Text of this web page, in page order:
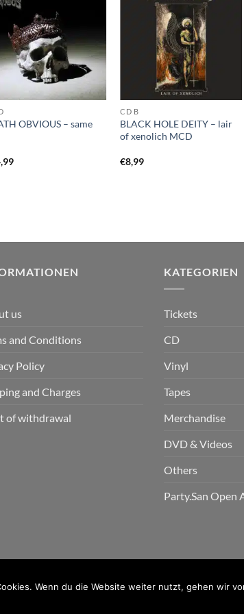
OBVIOUS – same
CD B
BLACK HOLE DEITY – lair
of xenolich MCD
€8,99
us
and Conditions
Policy
and Charges
of withdrawal
KATEGORIEN
Tickets
CD
Vinyl
Tapes
Merchandise
DVD & Videos
Others
Party.San Open
Wenn du die Website weiter nutzt, gehen wir